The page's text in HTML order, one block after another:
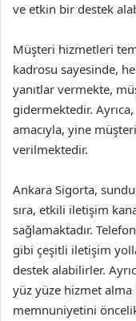
ve etkin bir destek
Müşteri hizmetleri
kadrosu sayesinde,
yanıtlar vermekte,
gidermektedir.
amacıyla, yine
verilmektedir.
Ankara Sigorta,
sıra, etkili iletişim
sağlamaktadır.
gibi çeşitli iletişim
destek alabilirler.
yüz yüze hizmet alma
memnuniyetini